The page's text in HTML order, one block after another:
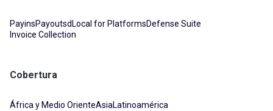
PayinsPayoutsdLocal for PlatformsDefense Suite
Invoice Collection
Cobertura
África y Medio OrienteAsiaLatinoamérica